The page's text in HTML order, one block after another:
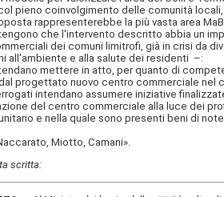
pieno coinvolgimento delle comunità
rappresenterebbe la più vasta area
che l'intervento descritto abbia un
dei comuni limitrofi, già in crisi da
all'ambiente e alla salute dei residenti –:
mettere in atto, per quanto di
progettato nuovo centro commerciale nel
intendano assumere iniziative
del centro commerciale alla luce dei
e nella quale sono presenti beni di
Miotto, Camani».
scritta: